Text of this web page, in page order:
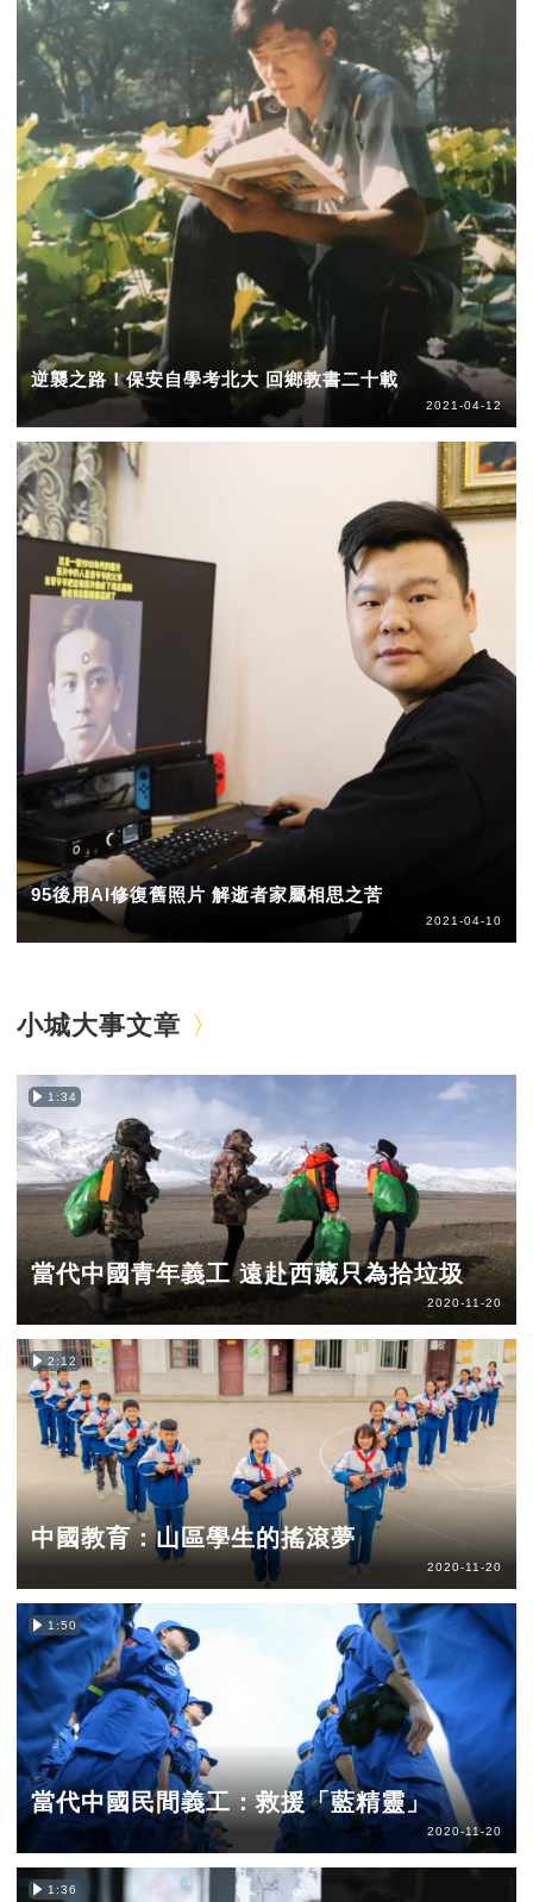
逆襲之路！保安自學考北大 回鄉教書二十載
2021-04-12
95後用AI修復舊照片 解逝者家屬相思之苦
2021-04-10
小城大事文章
1:34
當代中國青年義工 遠赴西藏只為拾垃圾
2020-11-20
2:12
中國教育：山區學生的搖滾夢
2020-11-20
1:50
當代中國民間義工：救援「藍精靈」
2020-11-20
1:36